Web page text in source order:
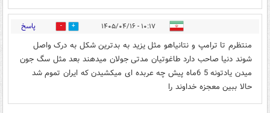
۱۰:۱۷ - ۱۴۰۵/۰۴/۱۶ 0 پاسخ
منتظرم تا ترامپ و نتانیاهو مثل یزید به بدترین شکل به درک واصل
شوند دنیا صاحب دارد طاغوتیان مدتی جولان میدهند بعد مثل سگ جون
میدن یادتونه 5 6ماه پیش چه عربده ای میکشیدن که ایران تموم شد
حالا ببین معجزه خداوند را